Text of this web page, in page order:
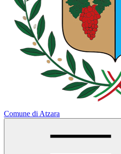
Comune di Atzara